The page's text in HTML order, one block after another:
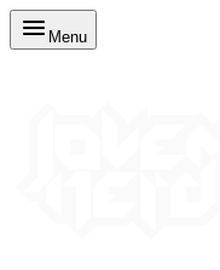
Menu